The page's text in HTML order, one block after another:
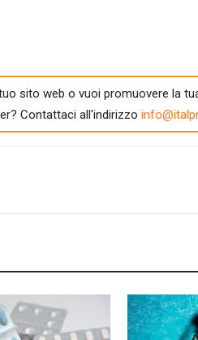
sito web o vuoi promuovere la
Contattaci all'indirizzo